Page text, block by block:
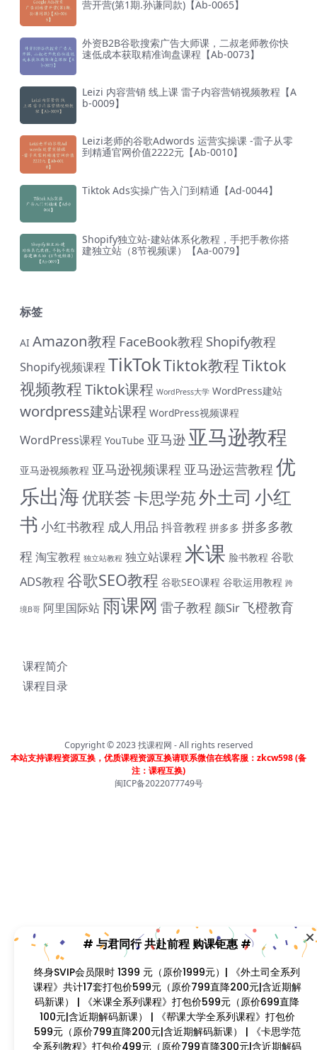
营开营(第1期.孙谦同款)【Ab-0065】
外资B2B谷歌搜索广告大师课，二叔老师教你快
速低成本获取精准询盘课程【Ab-0073】
Leizi 内容营销 线上课 雷子内容营销视频教程【A
b-0009】
Leizi老师的谷歌Adwords 运营实操课 -雷子从零
到精通官网价值2222元【Ab-0010】
Tiktok Ads实操广告入门到精通【Ad-0044】
Shopify独立站-建站体系化教程，手把手教你搭
建独立站（8节视频课）【Aa-0079】
标签
AI Amazon教程 FaceBook教程 Shopify教程
Shopify视频课程TikTokTiktok教程Tiktok
视频教程Tiktok课程 WordPress大学 WordPress建站
wordpress建站课程 WordPress视频课程
WordPress课程 YouTube 亚马逊 亚马逊教程
亚马逊视频教程 亚马逊视频课程 亚马逊运营教程 优
乐出海优联荟卡思学苑外土司 小红
书 小红书教程 成人用品 抖音教程 拼多多 拼多多教
程 淘宝教程 独立站教程 独立站课程米课 脸书教程 谷歌
ADS教程谷歌SEO教程 谷歌SEO课程 谷歌运用教程 跨
境B哥 阿里国际站雨课网 雷子教程 颜Sir飞橙教育
课程简介
课程目录
Copyright © 2023找课程网 - All rights reserved
本站支持课程资源互换，优质课程资源互换请联系微信在线客服：zkcw598 (备
注：课程互换)
闽ICP备2022077749号
终身SVIP会员限时 1399 元（原价1999元）| 《外土司全
系列课程》共计17套打包价599元（原价799直降200元|
含近期解码新课） | 《米课全系列课程》打包价599元
799直降300元|含近期解码新课 | 凡单次购买课程原价超
过300元，享受原价7折购课钜惠！！